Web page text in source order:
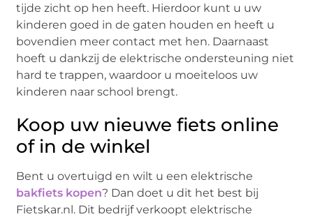
tijde zicht op hen heeft. Hierdoor kunt u uw
kinderen goed in de gaten houden en heeft u
bovendien meer contact met hen. Daarnaast
hoeft u dankzij de elektrische ondersteuning niet
hard te trappen, waardoor u moeiteloos uw
kinderen naar school brengt.
Koop uw nieuwe fiets online
of in de winkel
Bent u overtuigd en wilt u een elektrische
bakfiets kopen? Dan doet u dit het best bij
Fietskar.nl. Dit bedrijf verkoopt elektrische